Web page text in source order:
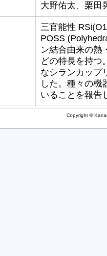
大野佑太、栗田
三官能性
POSS
ン結合由来の熱
どの特長を持つ
なシランカップ
した。種々の機
いることを報告
Copyright ©